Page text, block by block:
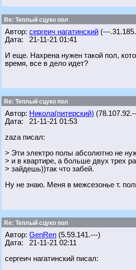
Re: Теплый сцуко пол
Автор: сергеич нагатинский (---
Дата: 21-11-21 01:41
И еще. Нахрена нужен такой пол,
время, все в дело идет?
Re: Теплый сцуко пол
Автор: Никола(питерский)
Дата: 21-11-21 01:53
zaza писал:
> Эти электро полы абсолютно не
> и в квартире, а больше двух трех
> зайдешь))так что забей.
Ну не знаю. Меня в межсезонье т.
Re: Теплый сцуко пол
Автор: GenRen (5.59.141.---)
Дата: 21-11-21 02:11
сергеич нагатинский писал: